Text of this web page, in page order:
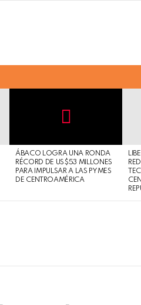
Safe
For
Work
view
this
post
ÁBACO LOGRA UNA RONDA
RÉCORD DE US$53 MILLONES
PARA IMPULSAR A LAS PYMES
DE CENTROAMÉRICA